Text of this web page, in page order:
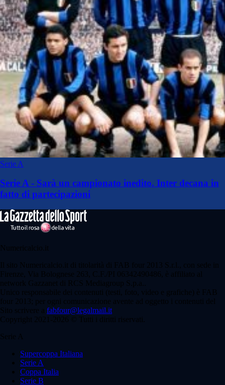
Serie A
Serie A - Sarà un campionato inedito. Inter decana in
fatto di partecipazioni
Numericalcio.it
Il sito Numericalcio.it di titolarità di FAB four 2013 S.r.l., con sede in
Firenze, Via Bolognese 263, C.F./PI 06342490486, è affiliato al
network Gazzanet di RCS Mediagroup S.p.a..
Unico responsabile dei contenuti (testi, foto, video e grafiche) è FAB
four 2013; per ogni comunicazione avente ad oggetto i contenuti del
Sito scrivere a fabfour@legalmail.it
Copyright 2021-2026 © Tutti i diritti riservati.
Serie A
Supercoppa Italiana
Serie A
Coppa Italia
Serie B